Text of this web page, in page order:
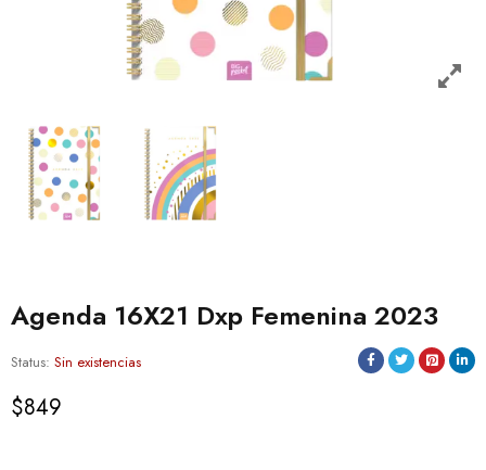
Agenda 16X21 Dxp Femenina 2023
Status: Sin existencias
$849